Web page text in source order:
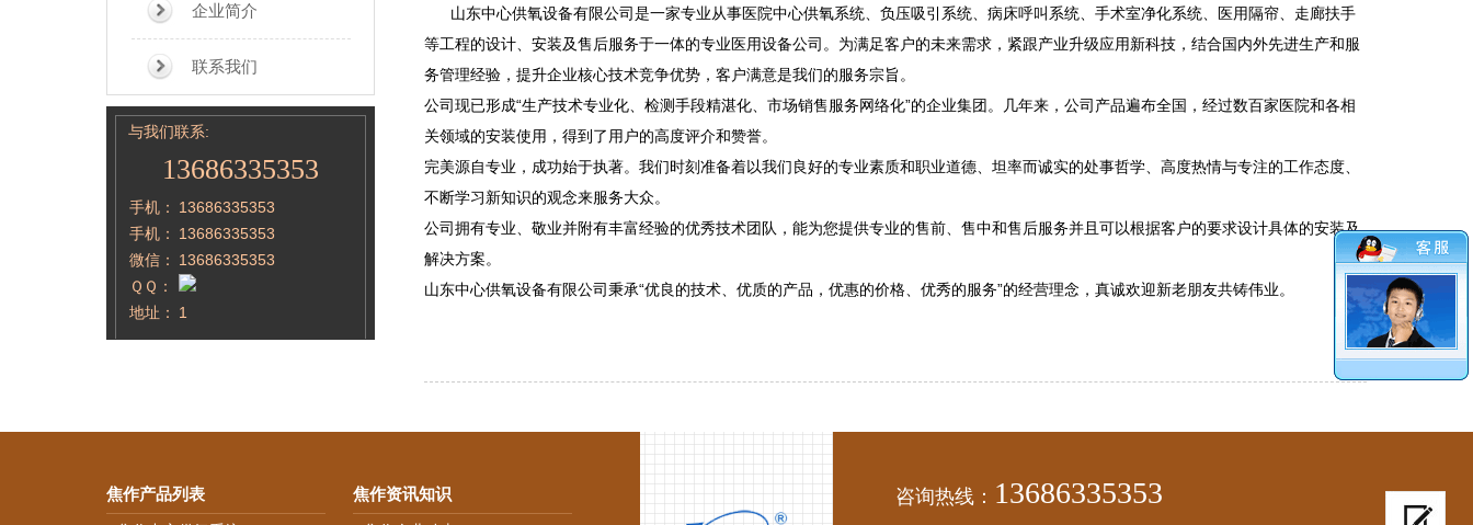
企业简介
联系我们
与我们联系:
13686335353
手机：
13686335353
手机：
13686335353
微信：
13686335353
ＱＱ：
地址：
1
山东中心供氧设备有限公司是一家专业从事医院中心供氧系统、负压吸引系统、病床呼叫系统、手术室净化系统、医用隔帘、走廊扶手
等工程的设计、安装及售后服务于一体的专业医用设备公司。为满足客户的未来需求，紧跟产业升级应用新科技，结合国内外先进生产和服
务管理经验，提升企业核心技术竞争优势，客户满意是我们的服务宗旨。
公司现已形成“生产技术专业化、检测手段精湛化、市场销售服务网络化”的企业集团。几年来，公司产品遍布全国，经过数百家医院和各相
关领域的安装使用，得到了用户的高度评介和赞誉。
完美源自专业，成功始于执著。我们时刻准备着以我们良好的专业素质和职业道德、坦率而诚实的处事哲学、高度热情与专注的工作态度、
不断学习新知识的观念来服务大众。
公司拥有专业、敬业并附有丰富经验的优秀技术团队，能为您提供专业的售前、售中和售后服务并且可以根据客户的要求设计具体的安装及
解决方案。
山东中心供氧设备有限公司秉承“优良的技术、优质的产品，优惠的价格、优秀的服务”的经营理念，真诚欢迎新老朋友共铸伟业。
焦作产品列表 焦作资讯知识 咨询热线： 13686335353